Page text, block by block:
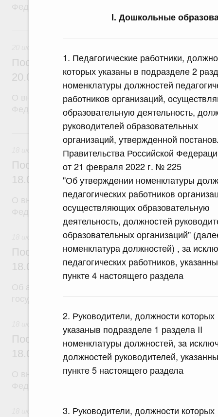
I. Дошкольные
1. Педагогические работники,
которых указаны в подразделе 2
номенклатуры должностей
работников организаций,
образовательную деятельность,
руководителей образовательных
организаций, утвержденной
Правительства Российской
от 21 февраля 2022 г. № 225
"Об утверждении номенклатуры
педагогических работников
осуществляющих образовательную
деятельность, должностей
образовательных организаций"
номенклатура должностей) , за
педагогических работников,
пункте 4 настоящего раздела
2. Руководители, должности которых
указаныв подразделе 1 раздела II
номенклатуры должностей, за
должностей руководителей,
пункте 5 настоящего раздела
3. Руководители, должности которых
Постановление Правительства
20.07.2026 г. № 915
О внесении изменений в постановление
Федерации от 1 декабря 2021 г. № 2148
18 июля, суббота
Постановление Правительства
18.07.2026 г. № 906
О внесении изменений в постановление
Федерации от 27 апреля 2024 г. № 555
Постановление Правительства
18.07.2026 г. № 904
государственных контрактов
Постановление Правительства
18.07.2026 г. № 909
О внесении изменения в постановление